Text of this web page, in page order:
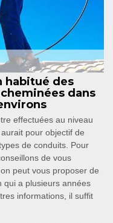
habitué des
dans
effectuées au niveau
pour objectif de
de conduits. Pour
de vous
peut vous proposer de
qui a plusieurs années
informations, il suffit